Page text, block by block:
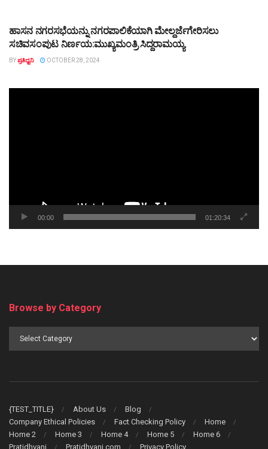
TOP STORY
ಹಾಸನ ನಗರಸಭೆಯನ್ನು ನಗರಪಾಲಿಕೆಯಾಗಿ ಮೇಲ್ದರ್ಜೆಗೇರಿಸಲು
ಸಚಿವಸಂಪುಟ ನಿರ್ಣಯ:ಮುಖ್ಯಮಂತ್ರಿ ಸಿದ್ದರಾಮಯ್ಯ
BYಪ್ರತಿಧ್ವನಿ OCTOBER 28, 2024
00:00 01:20:34
Browse by Category
{TEST_TITLE} About Us
Blog
Company Ethical Policies
Fact Checking Policy
Home
Home 2
Home 3 Home 4 Home 5
Home 6
Pratidhvani
Pratidhvani.com Privacy Policy